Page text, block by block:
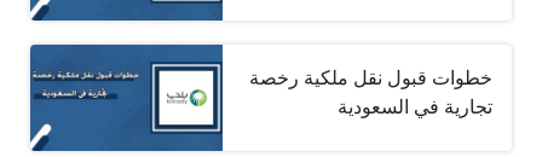
خطوات قبول نقل ملكية رخصة
تجارية في السعودية